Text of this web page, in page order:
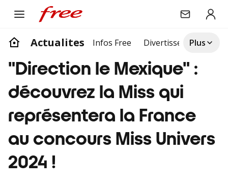
Actualites Infos Free Divertissement
Plus
"Direction le Mexique" :
découvrez la Miss qui
représentera la France
au concours Miss Univers
2024 !